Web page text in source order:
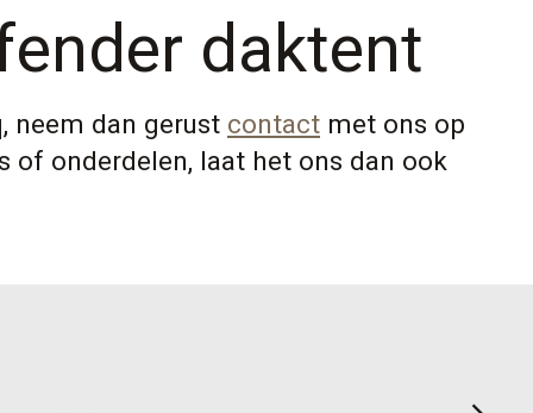
daktent
neem dan gerust contact met ons op
of onderdelen, laat het ons dan ook